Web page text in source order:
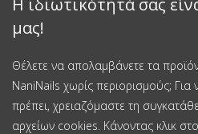
Η ιδιωτικότητά σας
μας!
Θέλετε να απολαμβάνετε τα
NaniNails χωρίς περιορισμούς;
πρέπει, χρειαζόμαστε τη
αρχείων cookies. Κάνοντας κλικ